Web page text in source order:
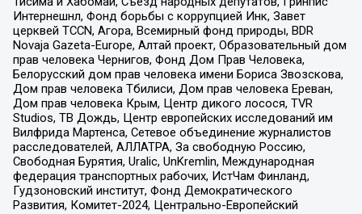
Интернешнл, Фонд борьбы с коррупцией Инк, Завет
церквей TCCN, Агора, Всемирный фонд природы, BDR
Novaja Gazeta-Europe, Алтай проект, Образовательный дом
прав человека Чернигов, Фонд Дом Прав Человека,
Белорусский дом прав человека имени Бориса Звозскова,
Дом прав человека Тбилиси, Дом прав человека Ереван,
Дом прав человека Крым, Центр дикого лосося, TVR
Studios, ТВ Дождь, Центр европейских исследований им
Вилфрида Мартенса, Сетевое объединение журналистов
расследователей, АЛЛАТРА, За свободную Россию,
Свободная Бурятия, Uralic, UnKremlin, Международная
федерация транспортных рабочих, ИстЧам Финланд,
Гудзоновский институт, Фонд Демократического
Развития, Комитет-2024, Центрально-Европейский